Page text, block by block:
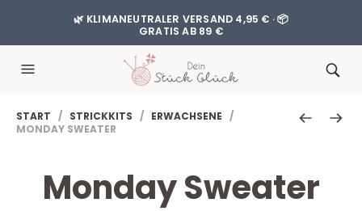
🌿 KLIMANEUTRALER VERSAND 4,95 € · 📦
GRATIS AB 89 €
START / STRICKKITS / ERWACHSENE /
MONDAY SWEATER
Monday Sweater